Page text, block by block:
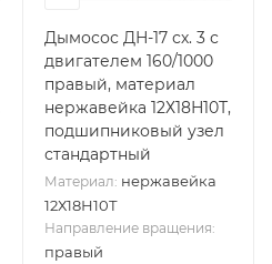
Дымосос ДН-17 сх. 3 с
двигателем 160/1000
правый, материал
нержавейка 12Х18Н10Т,
подшипниковый узел
стандартный
Материал: нержавейка
12Х18Н10Т
Направление вращения:
правый